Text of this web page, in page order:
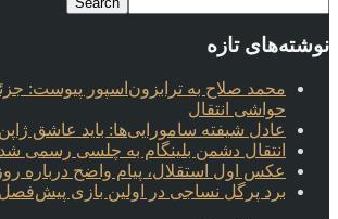
نوشته‌های تازه
محمد صلاح به ترابزون‌اسپور پیوست:
حواشی انتقال
عادل شیفته سامورایی‌ها: باید عاشق
انتقال دشمن بلینگام به چلسی رسمی شد
عکس اول استقلال، پیام واضح درباره
برد پرگل نساجی در اولین بازی پیش‌فصل